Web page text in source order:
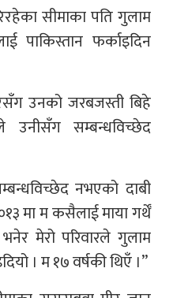
सीमाका पति गुलाम
पाकिस्तान फर्काइदिन
उनको जरबजस्ती बिहे
सम्बन्धविच्छेद
नभएको दाबी
मा म कसैलाई माया गर्थेँ
मेरो परिवारले गुलाम
। म १७ वर्षकी थिएँ ।”